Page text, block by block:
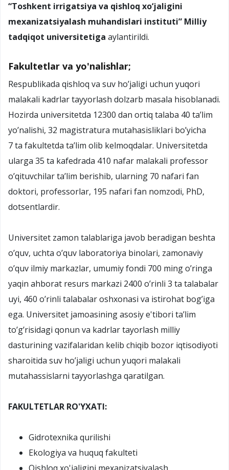
“Toshkent irrigatsiya va qishloq xo‘jaligini
mexanizatsiyalash muhandislari instituti” Milliy
tadqiqot universitetiga aylantirildi.
Fakultetlar va yo'nalishlar;
Respublikada qishloq va suv ho’jaligi uchun yuqori
malakali kadrlar tayyorlash dolzarb masala hisoblanadi.
Hozirda universitetda 12300 dan ortiq talaba 40 ta’lim
yo’nalishi, 32 magistratura mutahasisliklari bo’yicha
7 ta fakultetda ta’lim olib kelmoqdalar. Universitetda
ularga 35 ta kafedrada 410 nafar malakali professor
o’qituvchilar ta’lim berishib, ularning 70 nafari fan
doktori, professorlar, 195 nafari fan nomzodi, PhD,
dotsentlardir.
Universitet zamon talablariga javob beradigan beshta
o’quv, uchta o’quv laboratoriya binolari, zamonaviy
o’quv ilmiy markazlar, umumiy fondi 700 ming o’ringa
yaqin ahborat resurs markazi 2400 o’rinli 3 ta talabalar
uyi, 460 o’rinli talabalar oshxonasi va istirohat bog’iga
ega. Universitet jamoasining asosiy e'tibori ta’lim
to’g’risidagi qonun va kadrlar tayorlash milliy
dasturining vazifalaridan kelib chiqib bozor iqtisodiyoti
sharoitida suv ho’jaligi uchun yuqori malakali
mutahassislarni tayyorlashga qaratilgan.
FAKULTETLAR RO'YXATI:
Gidrotexnika qurilishi
Ekologiya va huquq fakulteti